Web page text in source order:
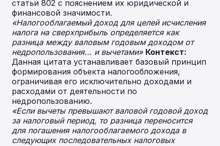
статьи 802 с пояснением их юридической и
финансовой значимости.
«Налогооблагаемый доход для целей исчисления
налога на сверхприбыль определяется как
разница между валовым годовым доходом от
недропользования... и вычетами» Контекст:
Данная цитата устанавливает базовый принцип
формирования объекта налогообложения,
ограничивая его исключительно доходами и
расходами от деятельности по
недропользованию.
«Если вычеты превышают валовой годовой доход
за налоговый период, то разница переносится
для погашения налогооблагаемого дохода в
следующих последовательных налоговых